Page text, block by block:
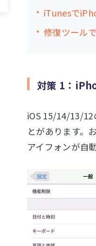
iTunesで
修復ツール
対策 1：
iOS 15/14/13/12
とがあります。
アイフォンが自